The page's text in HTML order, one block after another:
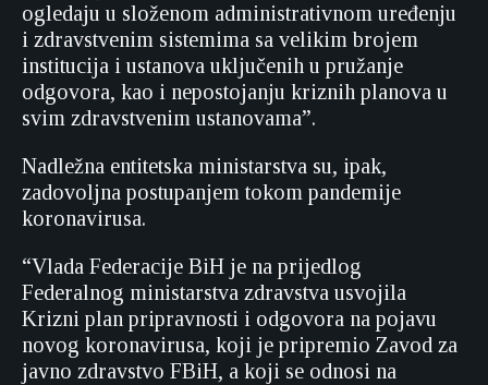
ogledaju u složenom administrativnom uređenju
i zdravstvenim sistemima sa velikim brojem
institucija i ustanova uključenih u pružanje
odgovora, kao i nepostojanju kriznih planova u
svim zdravstvenim ustanovama”.
Nadležna entitetska ministarstva su, ipak,
zadovoljna postupanjem tokom pandemije
koronavirusa.
“Vlada Federacije BiH je na prijedlog
Federalnog ministarstva zdravstva usvojila
Krizni plan pripravnosti i odgovora na pojavu
novog koronavirusa, koji je pripremio Zavod za
javno zdravstvo FBiH, a koji se odnosi na